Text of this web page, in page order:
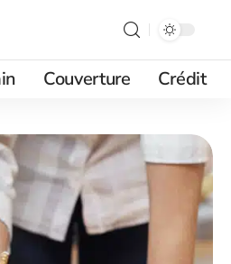
Couverture Crédit